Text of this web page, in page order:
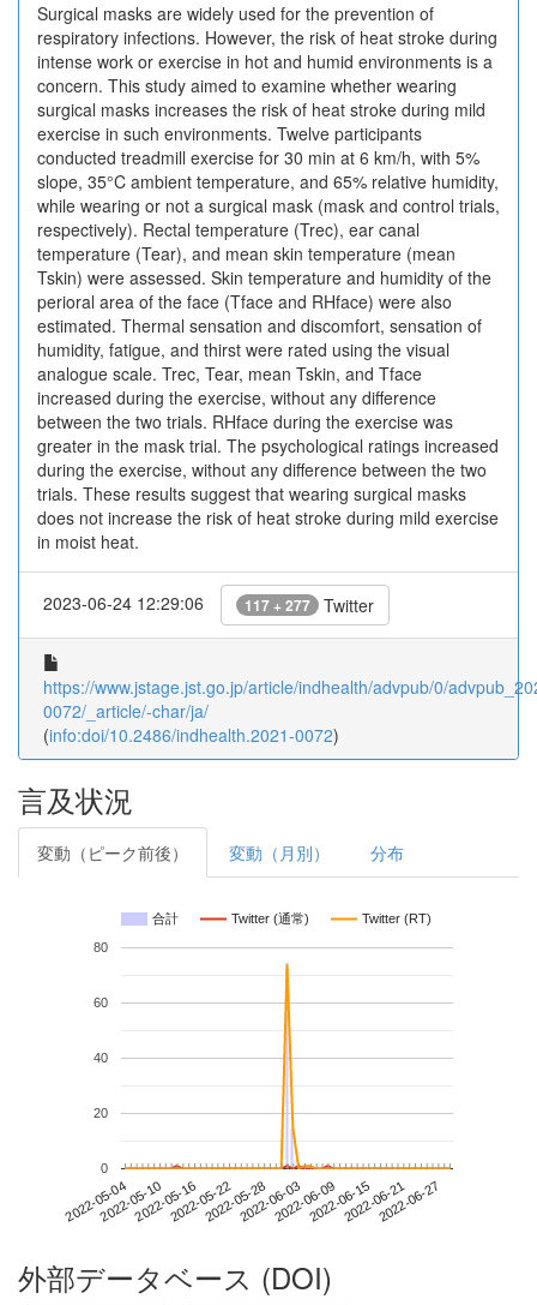
Surgical masks are widely used for the prevention of
respiratory infections. However, the risk of heat stroke during
intense work or exercise in hot and humid environments is a
concern. This study aimed to examine whether wearing
surgical masks increases the risk of heat stroke during mild
exercise in such environments. Twelve participants
conducted treadmill exercise for 30 min at 6 km/h, with 5%
slope, 35°C ambient temperature, and 65% relative humidity,
while wearing or not a surgical mask (mask and control trials,
respectively). Rectal temperature (Trec), ear canal
temperature (Tear), and mean skin temperature (mean
Tskin) were assessed. Skin temperature and humidity of the
perioral area of the face (Tface and RHface) were also
estimated. Thermal sensation and discomfort, sensation of
humidity, fatigue, and thirst were rated using the visual
analogue scale. Trec, Tear, mean Tskin, and Tface
increased during the exercise, without any difference
between the two trials. RHface during the exercise was
greater in the mask trial. The psychological ratings increased
during the exercise, without any difference between the two
trials. These results suggest that wearing surgical masks
does not increase the risk of heat stroke during mild exercise
in moist heat.
2023-06-24 12:29:06 117 + 277 Twitter
https://www.jstage.jst.go.jp/article/indhealth/advpub/0/
0072/_article/-char/ja/
(info:doi/10.2486/indhealth.2021-0072)
言及状況
変動（ピーク前後） 変動（月別） 分布
合計 Twitter (通常) Twitter (RT)
2022-05-042022-05-102022-05-162022-05-222022-05-282022-06-032022-06-092022-06-152022-06-212022-06-27
0
20
40
60
80
外部データベース (DOI)